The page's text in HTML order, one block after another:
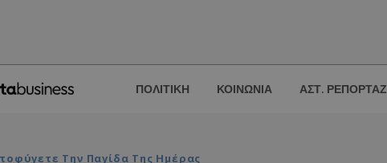
ΠΟΛΙΤΙΚΗ ΚΟΙΝΩΝΙΑ ΑΣΤ. ΡΕΠΟΡΤΑΖ
Την Παγίδα Της Ημέρας